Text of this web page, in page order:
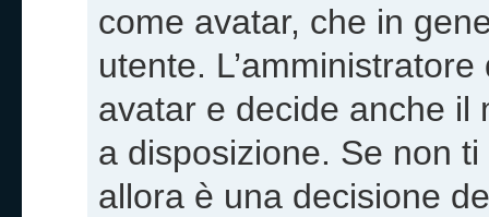
come avatar, che in
utente.
avatar e decide anche il
a disposizione. Se non
allora è una decisione